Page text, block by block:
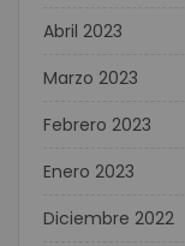
Abril 2023
Marzo 2023
Febrero 2023
Enero 2023
Diciembre 2022